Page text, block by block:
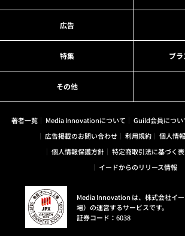
広告
特集 ブ
その他
著者一覧 Media Innovationについて Guild会員につい
広告掲載のお問い合わせ
利用規約
個人情
個人情報保護方針
特定商取引法に基づく
イードからのリリース情報
Media Innovation は、株式会社イ
場）の運営するサービスです。
証券コード：6038